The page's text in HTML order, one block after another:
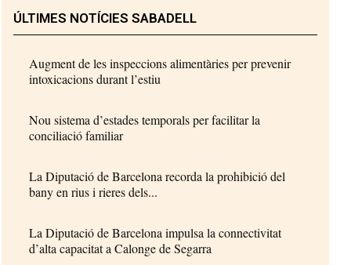
ÚLTIMES NOTÍCIES SABADELL
Augment de les inspeccions alimentàries per prevenir
intoxicacions durant l’estiu
Nou sistema d’estades temporals per facilitar la
conciliació familiar
La Diputació de Barcelona recorda la prohibició del
bany en rius i rieres dels...
La Diputació de Barcelona impulsa la connectivitat
d’alta capacitat a Calonge de Segarra